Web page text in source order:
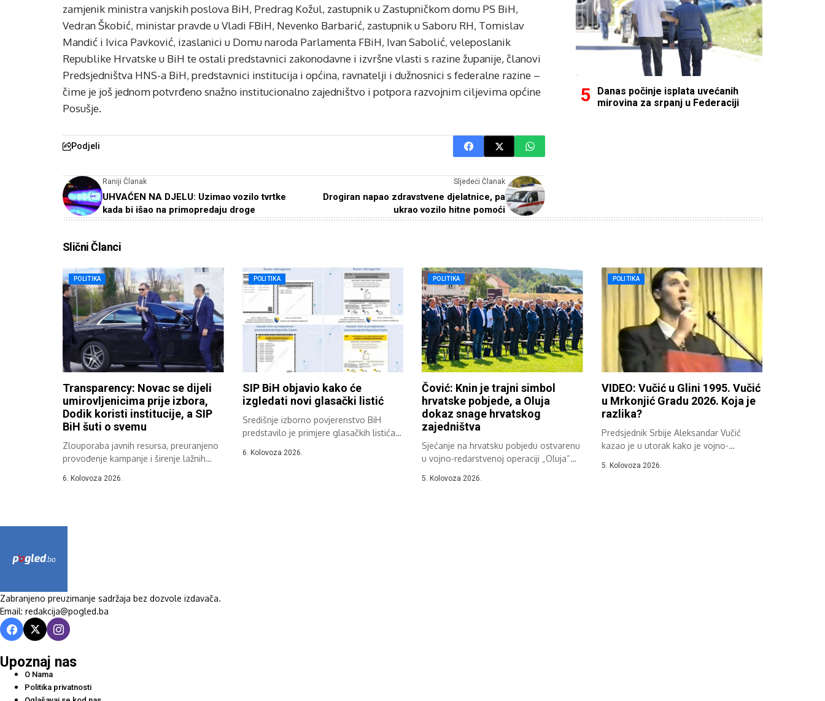
zamjenik ministra vanjskih poslova BiH, Predrag Kožul, zastupnik u Zastupničkom domu PS BiH,
Vedran Škobić, ministar pravde u Vladi FBiH, Nevenko Barbarić, zastupnik u Saboru RH, Tomislav
Mandić i Ivica Pavković, izaslanici u Domu naroda Parlamenta FBiH, Ivan Sabolić, veleposlanik
Republike Hrvatske u BiH te ostali predstavnici zakonodavne i izvršne vlasti s razine županije, članovi
Predsjedništva HNS-a BiH, predstavnici institucija i općina, ravnatelji i dužnosnici s federalne razine –
čime je još jednom potvrđeno snažno institucionalno zajedništvo i potpora razvojnim ciljevima općine
Posušje.
Podjeli
Raniji Članak
UHVAĆEN NA DJELU: Uzimao vozilo tvrtke
kada bi išao na primopredaju droge
Sljedeći Članak
Drogiran napao zdravstvene djelatnice, pa
ukrao vozilo hitne pomoći
Danas počinje isplata uvećanih
mirovina za srpanj u Federaciji
Slični Članci
POLITIKA
Transparency: Novac se dijeli
umirovljenicima prije izbora,
Dodik koristi institucije, a SIP
BiH šuti o svemu
Zlouporaba javnih resursa, preuranjeno
provođenje kampanje i širenje lažnih
6. Kolovoza 2026.
POLITIKA
SIP BiH objavio kako će
izgledati novi glasački listić
Središnje izborno povjerenstvo BiH
predstavilo je primjere glasačkih listića
6. Kolovoza 2026.
POLITIKA
Čović: Knin je trajni simbol
hrvatske pobjede, a Oluja
dokaz snage hrvatskog
zajedništva
Sjećanje na hrvatsku pobjedu ostvarenu
u vojno-redarstvenoj operaciji „Oluja“
5. Kolovoza 2026.
POLITIKA
VIDEO: Vučić u Glini 1995. Vučić
u Mrkonjić Gradu 2026. Koja je
razlika?
Predsjednik Srbije Aleksandar Vučić
kazao je u utorak kako je vojno-
5. Kolovoza 2026.
Zabranjeno preuzimanje sadržaja bez dozvole izdavača.
Email: redakcija@pogled.ba
Upoznaj nas
O Nama
Politika privatnosti